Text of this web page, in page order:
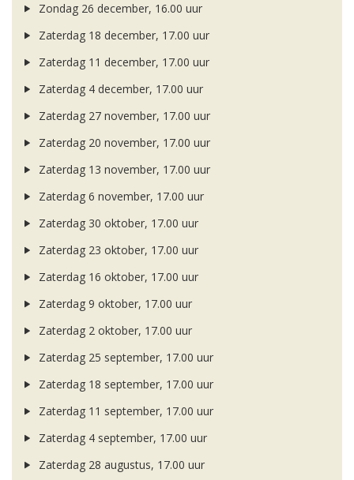
Zondag 26 december, 16.00 uur
Zaterdag 18 december, 17.00 uur
Zaterdag 11 december, 17.00 uur
Zaterdag 4 december, 17.00 uur
Zaterdag 27 november, 17.00 uur
Zaterdag 20 november, 17.00 uur
Zaterdag 13 november, 17.00 uur
Zaterdag 6 november, 17.00 uur
Zaterdag 30 oktober, 17.00 uur
Zaterdag 23 oktober, 17.00 uur
Zaterdag 16 oktober, 17.00 uur
Zaterdag 9 oktober, 17.00 uur
Zaterdag 2 oktober, 17.00 uur
Zaterdag 25 september, 17.00 uur
Zaterdag 18 september, 17.00 uur
Zaterdag 11 september, 17.00 uur
Zaterdag 4 september, 17.00 uur
Zaterdag 28 augustus, 17.00 uur